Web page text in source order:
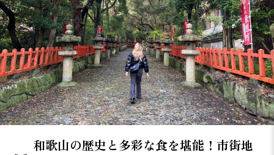
和歌山の歴史と多彩な食を堪能！市街地